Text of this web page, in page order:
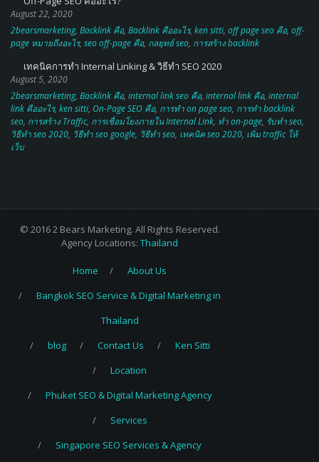
August 22, 2020
2bearsmarketing, Backlink คือ, Backlink คืออะไร, ken sitti, off page seo คือ, off-
page หมายถึงอะไร, seo off-page คือ, กลยุทธ์ seo, การสร้าง backlink
เทคนิคการทำ Internal Linking & วิธีทำ SEO 2020
August 5, 2020
2bearsmarketing, Backlink คือ, internal link seo คือ, internal link คือ, internal
link คืออะไร, ken sitti, On-Page SEO คือ, การทำ on page seo, การทํา backlink
seo, การสร้าง Traffic, การเชื่อมโยงภายใน Internal Link, ทำ on-page, รับทำ seo,
วิธีทำ seo 2020, วิธีทำ seo google, วิธีทํา seo, เทคนิค seo 2020, เพิ่ม traffic ให้
เว็บ
© 2016 2 Bears Marketing. All Rights Reserved.
Agency Locations: Thailand
Home
About Us
Bangkok SEO Service & Digital Marketing in
Thailand
blog
Contact Us
Ken Sitti
Location
Phuket SEO & Digital Marketing Agency
Services
Singapore SEO Services & Agency